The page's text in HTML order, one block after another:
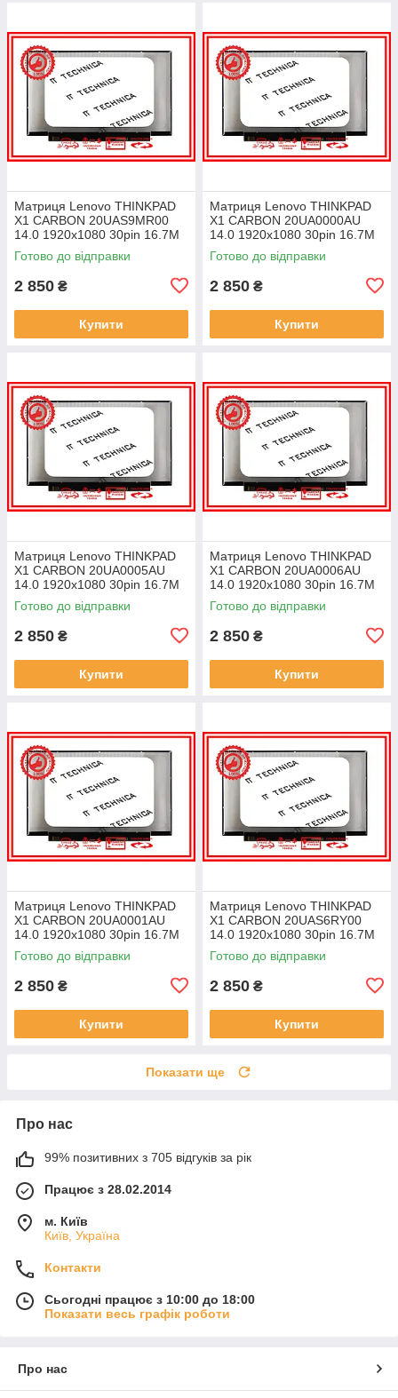
Матриця Lenovo THINKPAD
X1 CARBON 20UAS9MR00
14.0 1920x1080 30pin 16.7M
45% NTSC 300 cd/m² для
ноутбука
Готово до відправки
2 850 ₴
Купити
Матриця Lenovo THINKPAD
X1 CARBON 20UA0000AU
14.0 1920x1080 30pin 16.7M
45% NTSC 300 cd/m² для
ноутбука
Готово до відправки
2 850 ₴
Купити
Матриця Lenovo THINKPAD
X1 CARBON 20UA0005AU
14.0 1920x1080 30pin 16.7M
45% NTSC 300 cd/m² для
ноутбука
Готово до відправки
2 850 ₴
Купити
Матриця Lenovo THINKPAD
X1 CARBON 20UA0006AU
14.0 1920x1080 30pin 16.7M
45% NTSC 300 cd/m² для
ноутбука
Готово до відправки
2 850 ₴
Купити
Матриця Lenovo THINKPAD
X1 CARBON 20UA0001AU
14.0 1920x1080 30pin 16.7M
45% NTSC 300 cd/m² для
ноутбука
Готово до відправки
2 850 ₴
Купити
Матриця Lenovo THINKPAD
X1 CARBON 20UAS6RY00
14.0 1920x1080 30pin 16.7M
45% NTSC 300 cd/m² для
ноутбука
Готово до відправки
2 850 ₴
Купити
Показати ще
Про нас
99% позитивних з 705 відгуків за рік
Працює з 28.02.2014
м. Київ
Київ, Україна
Контакти
Сьогодні працює з 10:00 до 18:00
Показати весь графік роботи
Про нас